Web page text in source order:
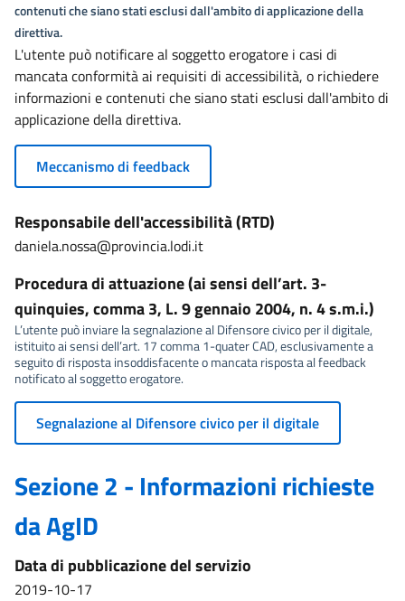
contenuti che siano stati esclusi dall'ambito di applicazione della
direttiva.
L'utente può notificare al soggetto erogatore i casi di
mancata conformità ai requisiti di accessibilità, o richiedere
informazioni e contenuti che siano stati esclusi dall'ambito di
applicazione della direttiva.
Meccanismo di feedback
Responsabile dell'accessibilità (RTD)
daniela.nossa@provincia.lodi.it
Procedura di attuazione (ai sensi dell’art. 3-
quinquies, comma 3, L. 9 gennaio 2004, n. 4 s.m.i.)
L’utente può inviare la segnalazione al Difensore civico per il digitale,
istituito ai sensi dell’art. 17 comma 1-quater CAD, esclusivamente a
seguito di risposta insoddisfacente o mancata risposta al feedback
notificato al soggetto erogatore.
Segnalazione al Difensore civico per il digitale
Sezione 2 - Informazioni richieste
da AgID
Data di pubblicazione del servizio
2019-10-17